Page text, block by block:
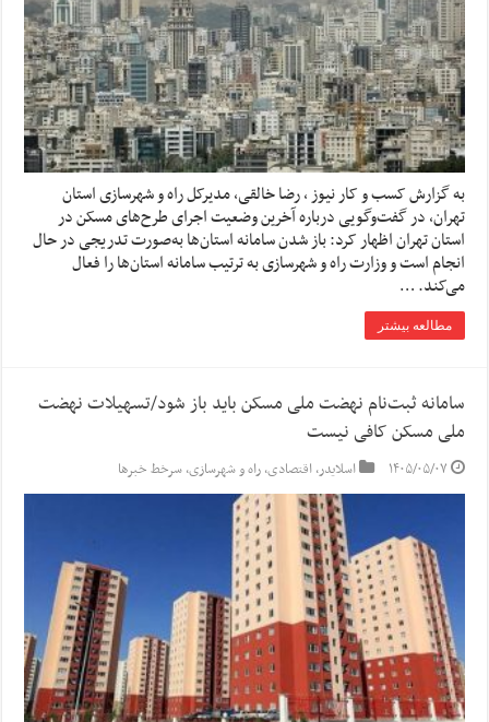
به گزارش کسب و کار نیوز ، رضا خالقی، مدیرکل راه و شهرسازی استان
تهران، در گفت‌وگویی درباره آخرین وضعیت اجرای طرح‌های مسکن در
استان تهران اظهار کرد: باز شدن سامانه استان‌ها به‌صورت تدریجی در حال
انجام است و وزارت راه و شهرسازی به ترتیب سامانه استان‌ها را فعال
می‌کند. …
مطالعه بیشتر
سامانه ثبت‌نام نهضت ملی مسکن باید باز شود/تسهیلات نهضت
ملی مسکن کافی نیست
۱۴۰۵/۰۵/۰۷ اسلایدر,اقتصادی,راه و شهرسازی,سرخط خبرها